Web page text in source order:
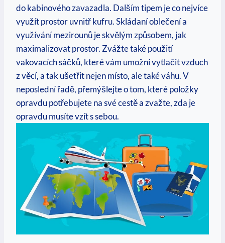
do kabinového zavazadla. Dalším tipem je co nejvíce
využít prostor uvnitř kufru. Skládaní oblečení a
využívání mezirounů je skvělým způsobem, jak
maximalizovat prostor. Zvážte také použití
vakovacích sáčků, které vám umožní vytlačit vzduch
z věcí, a tak ušetřit nejen místo, ale také váhu. V
neposlední řadě, přemýšlejte o tom, které položky
opravdu potřebujete na své cestě a zvažte, zda je
opravdu musíte vzít s sebou.